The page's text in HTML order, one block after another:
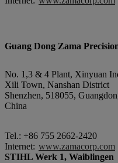
Guang Dong Zama
No. 1,3 & 4 Plant, Xinyuan
Xili Town, Nanshan District
Shenzhen, 518055,
China
Tel.: +86 755 2662-2420
Internet: www.zamacorp.com
STIHL Werk 1, Waiblingen